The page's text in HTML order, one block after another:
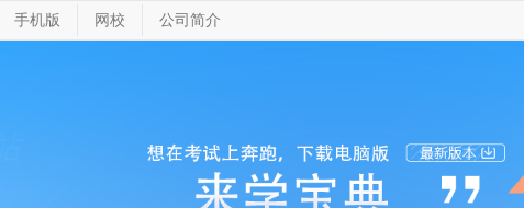
手机版 网校 公司简介